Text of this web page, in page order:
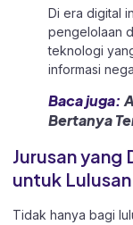
Di era digital
pengelolaan
teknologi
informasi
Baca juga:
Bertanya
Jurusan yang
untuk
Tidak hanya bagi